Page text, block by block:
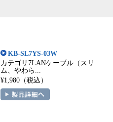
KB-SL7YS-03W
カテゴリ7LANケーブル（スリ
ム、やわら...
¥1,980（税込）